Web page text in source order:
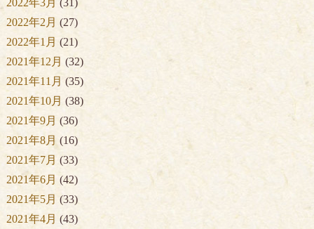
2022年3月 (31)
2022年2月 (27)
2022年1月 (21)
2021年12月 (32)
2021年11月 (35)
2021年10月 (38)
2021年9月 (36)
2021年8月 (16)
2021年7月 (33)
2021年6月 (42)
2021年5月 (33)
2021年4月 (43)